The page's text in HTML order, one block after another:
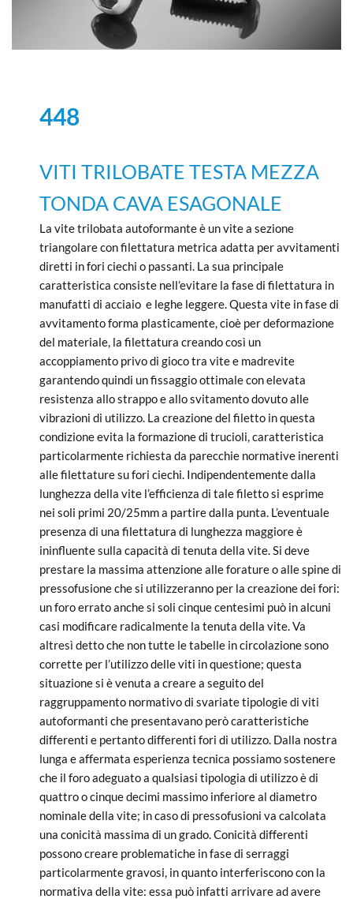
448
VITI TRILOBATE TESTA MEZZA
TONDA CAVA ESAGONALE
La vite trilobata autoformante è un vite a sezione
triangolare con filettatura metrica adatta per avvitamenti
diretti in fori ciechi o passanti. La sua principale
caratteristica consiste nell’evitare la fase di filettatura in
manufatti di acciaio e leghe leggere. Questa vite in fase di
avvitamento forma plasticamente, cioè per deformazione
del materiale, la filettatura creando così un
accoppiamento privo di gioco tra vite e madrevite
garantendo quindi un fissaggio ottimale con elevata
resistenza allo strappo e allo svitamento dovuto alle
vibrazioni di utilizzo. La creazione del filetto in questa
condizione evita la formazione di trucioli, caratteristica
particolarmente richiesta da parecchie normative inerenti
alle filettature su fori ciechi. Indipendentemente dalla
lunghezza della vite l’efficienza di tale filetto si esprime
nei soli primi 20/25mm a partire dalla punta. L’eventuale
presenza di una filettatura di lunghezza maggiore è
ininfluente sulla capacità di tenuta della vite. Si deve
prestare la massima attenzione alle forature o alle spine di
pressofusione che si utilizzeranno per la creazione dei fori:
un foro errato anche si soli cinque centesimi può in alcuni
casi modificare radicalmente la tenuta della vite. Va
altresì detto che non tutte le tabelle in circolazione sono
corrette per l’utilizzo delle viti in questione; questa
situazione si è venuta a creare a seguito del
raggruppamento normativo di svariate tipologie di viti
autoformanti che presentavano però caratteristiche
differenti e pertanto differenti fori di utilizzo. Dalla nostra
lunga e affermata esperienza tecnica possiamo sostenere
che il foro adeguato a qualsiasi tipologia di utilizzo è di
quattro o cinque decimi massimo inferiore al diametro
nominale della vite; in caso di pressofusioni va calcolata
una conicità massima di un grado. Conicità differenti
possono creare problematiche in fase di serraggi
particolarmente gravosi, in quanto interferiscono con la
normativa della vite: essa può infatti arrivare ad avere